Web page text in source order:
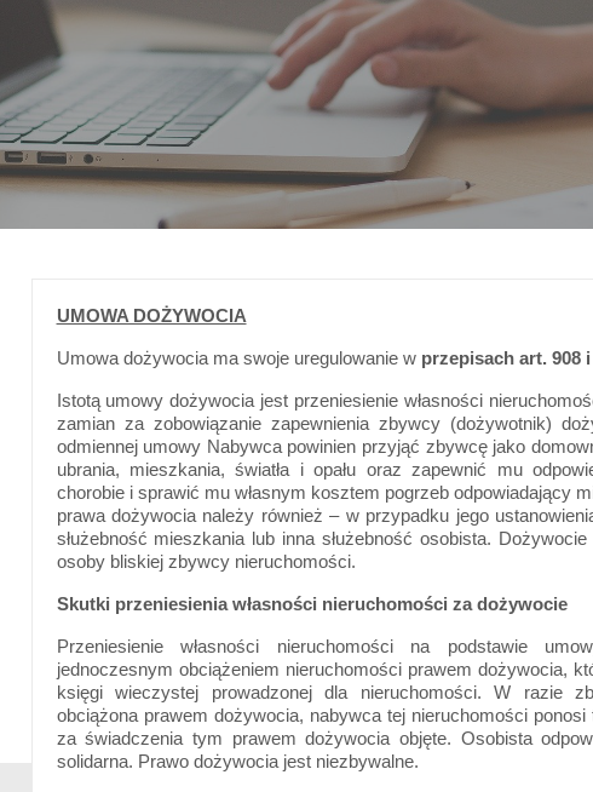
UMOWA DOŻYWOCIA
Umowa dożywocia ma swoje uregulowanie w przepisach art. 908
Istotą umowy dożywocia jest przeniesienie własności
zamian za zobowiązanie zapewnienia zbywcy (dożywotnik)
odmiennej umowy Nabywca powinien przyjąć zbywcę jako
ubrania, mieszkania, światła i opału oraz zapewnić mu
chorobie i sprawić mu własnym kosztem pogrzeb odpowiadający
prawa dożywocia należy również – w przypadku jego
służebność mieszkania lub inna służebność osobista.
osoby bliskiej zbywcy nieruchomości.
Skutki przeniesienia własności nieruchomości za dożywocie
Przeniesienie własności nieruchomości na podstawie
jednoczesnym obciążeniem nieruchomości prawem dożywocia,
księgi wieczystej prowadzonej dla nieruchomości. W razie
obciążona prawem dożywocia, nabywca tej nieruchomości
za świadczenia tym prawem dożywocia objęte. Osobista
solidarna. Prawo dożywocia jest niezbywalne.